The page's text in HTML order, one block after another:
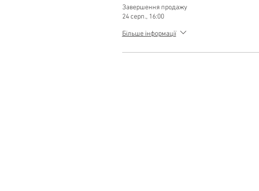
Завершення продажу
24 серп., 16:00
Більше інформації